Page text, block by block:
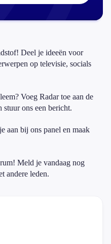
Deel je ideeën voor
op televisie, socials
Voeg Radar toe aan de
stuur ons een bericht.
aan bij ons panel en maak
Meld je vandaag nog
andere leden.